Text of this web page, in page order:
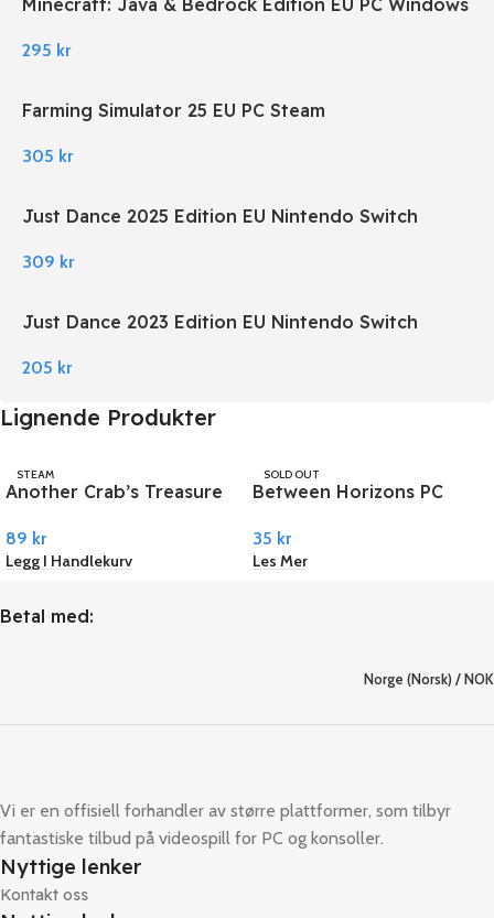
Minecraft: Java & Bedrock Edition EU PC Windows
295 kr
Farming Simulator 25 EU PC Steam
305 kr
Just Dance 2025 Edition EU Nintendo Switch
309 kr
Just Dance 2023 Edition EU Nintendo Switch
205 kr
Lignende Produkter
STEAM
Another Crab’s Treasure
89 kr
Legg I Handlekurv
SOLD OUT
STEAM
Between Horizons PC
35 kr
Les Mer
Betal med:
Norge (Norsk) / NOK
Vi er en offisiell forhandler av større plattformer, som tilbyr
fantastiske tilbud på videospill for PC og konsoller.
Nyttige lenker
Kontakt oss